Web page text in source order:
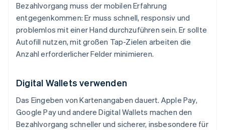
Bezahlvorgang muss der mobilen Erfahrung
entgegenkommen: Er muss schnell, responsiv und
problemlos mit einer Hand durchzuführen sein. Er sollte
Autofill nutzen, mit großen Tap-Zielen arbeiten die
Anzahl erforderlicher Felder minimieren.
Digital Wallets verwenden
Das Eingeben von Kartenangaben dauert. Apple Pay,
Google Pay und andere Digital Wallets machen den
Bezahlvorgang schneller und sicherer, insbesondere für